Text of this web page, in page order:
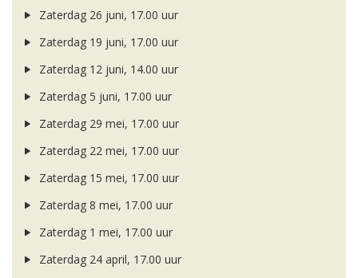
Zaterdag 26 juni, 17.00 uur
Zaterdag 19 juni, 17.00 uur
Zaterdag 12 juni, 14.00 uur
Zaterdag 5 juni, 17.00 uur
Zaterdag 29 mei, 17.00 uur
Zaterdag 22 mei, 17.00 uur
Zaterdag 15 mei, 17.00 uur
Zaterdag 8 mei, 17.00 uur
Zaterdag 1 mei, 17.00 uur
Zaterdag 24 april, 17.00 uur